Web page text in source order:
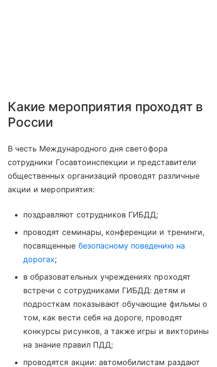
Какие мероприятия проходят в
России
В честь Международного дня светофора
сотрудники Госавтоинспекции и представители
общественных организаций проводят различные
акции и мероприятия:
поздравляют сотрудников ГИБДД;
проводят семинары, конференции и тренинги,
посвященные безопасному поведению на
дорогах;
в образовательных учреждениях проходят
встречи с сотрудниками ГИБДД: детям и
подросткам показывают обучающие фильмы о
том, как вести себя на дороге, проводят
конкурсы рисунков, а также игры и викторины
на знание правил ПДД;
проводятся акции: автомобилистам раздают